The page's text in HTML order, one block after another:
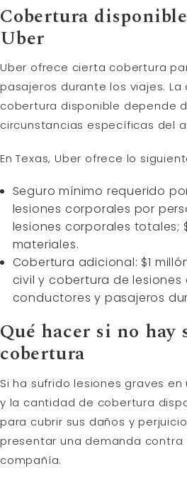
Cobertura
Uber
Uber ofrece cierta cobertura
pasajeros durante los viajes.
cobertura disponible depende
circunstancias específicas del
En Texas, Uber ofrece lo
Seguro mínimo requerido
lesiones corporales por
lesiones corporales totales;
materiales.
Cobertura adicional: $1
civil y cobertura de
conductores y pasajeros
Qué hacer si no hay
cobertura
Si ha sufrido lesiones graves
y la cantidad de cobertura
para cubrir sus daños y
presentar una demanda contra
compañía.